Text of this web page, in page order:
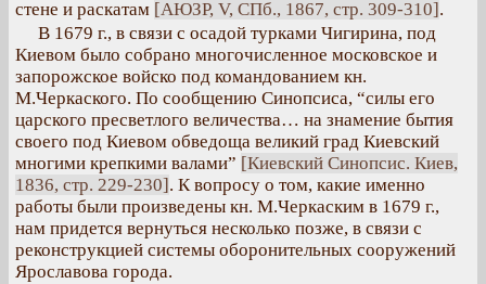
стене и раскатам [АЮЗР, V, СПб., 1867, стр. 309-310].
В 1679 г., в связи с осадой турками Чигирина, под
Киевом было собрано многочисленное московское и
запорожское войско под командованием кн.
М.Черкаского. По сообщению Синопсиса, “силы его
царского пресветлого величества… на знамение бытия
своего под Киевом обведоща великий град Киевский
многими крепкими валами” [Киевский Синопсис. Киев,
1836, стр. 229-230]. К вопросу о том, какие именно
работы были произведены кн. М.Черкаским в 1679 г.,
нам придется вернуться несколько позже, в связи с
реконструкцией системы оборонительных сооружений
Ярославова города.